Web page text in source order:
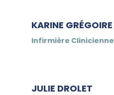
KARINE GRÉGOIRE
Infirmière Clinicienne
JULIE DROLET